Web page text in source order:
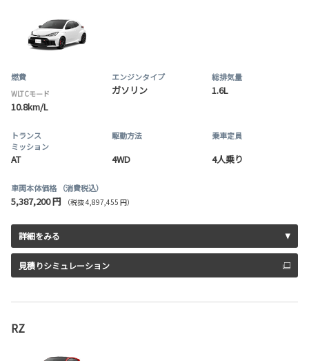
燃費
WLTCモード
10.8km/L
エンジンタイプ
ガソリン
総排気量
1.6L
トランス
ミッション
AT
駆動方法
4WD
乗車定員
4人乗り
車両本体価格 （消費税込）
5,387,200 円 （税抜 4,897,455 円）
詳細をみる
見積りシミュレーション
RZ